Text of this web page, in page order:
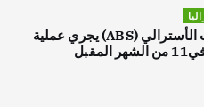
بلعبة كمال الاجسام
مكتب الإحصاءات الأسترالي (ABS) يجري عملية